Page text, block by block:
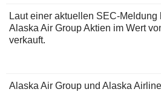
Laut einer aktuellen SEC-Meldung
Alaska Air Group Aktien im Wert
verkauft.
Alaska Air Group und Alaska